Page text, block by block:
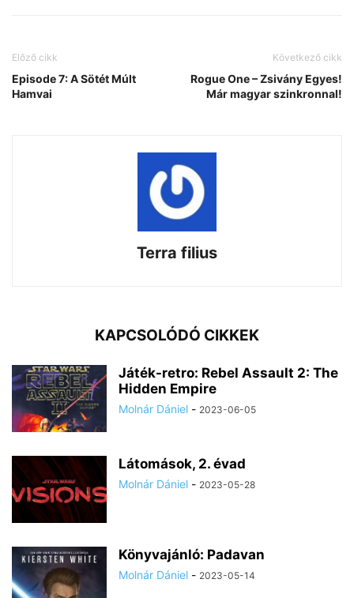
Előző cikk
Episode 7: A Sötét Múlt
Hamvai
Következő cikk
Rogue One – Zsivány Egyes!
Már magyar szinkronnal!
Terra filius
KAPCSOLÓDÓ CIKKEK
Játék-retro: Rebel Assault 2: The
Hidden Empire
Molnár Dániel - 2023-06-05
Látomások, 2. évad
Molnár Dániel - 2023-05-28
Könyvajánló: Padavan
Molnár Dániel - 2023-05-14